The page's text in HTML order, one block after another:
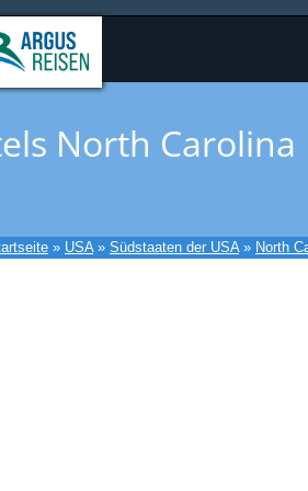
North Carolina
» USA» Südstaaten der USA» North